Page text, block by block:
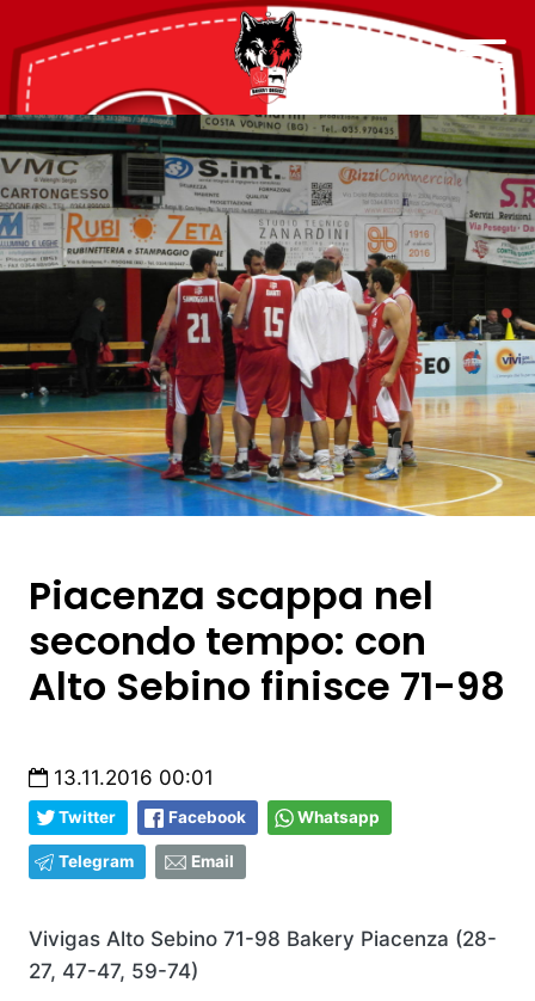
Piacenza scappa nel
secondo tempo: con
Alto Sebino finisce 71-98
13.11.2016 00:01
Twitter Facebook Whatsapp
Telegram Email
Vivigas Alto Sebino 71-98 Bakery Piacenza (28-
27, 47-47, 59-74)